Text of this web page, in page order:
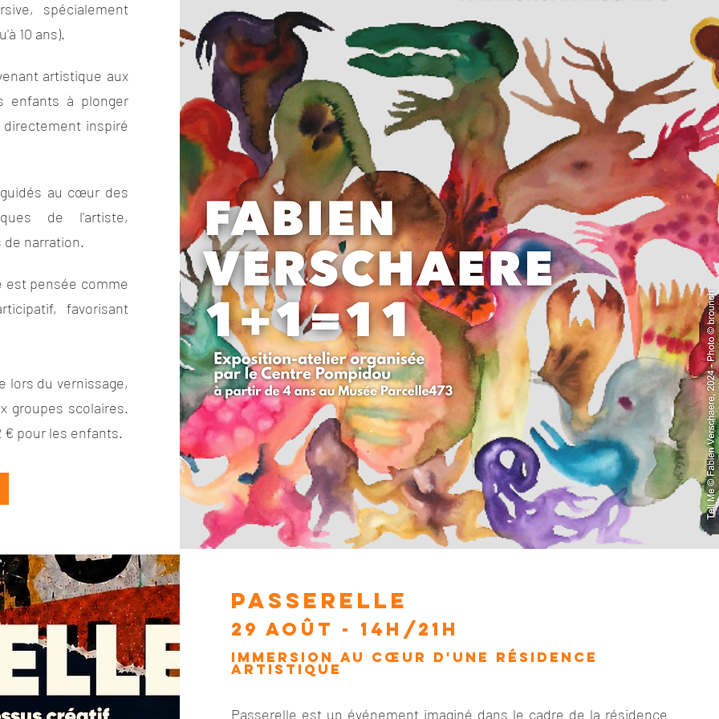
spécialement
10 ans).
artistique aux
enfants à plonger
inspiré
au cœur des
de l'artiste,
de narration.
est pensée comme
favorisant
lors du vernissage,
groupes scolaires.
€ pour les enfants.
passerelle
29 août - 14h/21h
IMMERSION AU CŒUR D'UNE RÉSIDENCE
ARTISTIQUE
Passerelle est un événement imaginé dans le cadre de la résidence